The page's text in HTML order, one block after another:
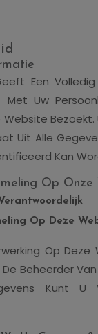
Een
Uw
Bezoekt.
Uit Alle
Kan
Op Onze
Op Deze
Op
Beheerder
Kunt U